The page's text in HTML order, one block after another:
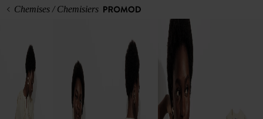
Chemises / Chemisiers